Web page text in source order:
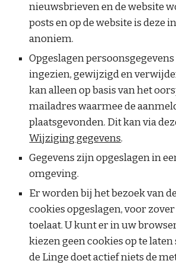
nieuwsbrieven en de website
posts en op de website is deze
anoniem.
Opgeslagen
ingezien, gewijzigd en
kan alleen op basis van het
mailadres waarmee de
plaatsgevonden. Dit kan via
Wijziging gegevens.
Gegevens zijn opgeslagen in
omgeving.
Er worden bij het bezoek van
cookies opgeslagen, voor
toelaat. U kunt er in uw
kiezen geen cookies op te laten
de Linge doet actief niets de